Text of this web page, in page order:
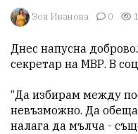
Зоя Иванова 0
Днес напусна
секретар на МВР. В
“Да избирам между
невъзможно. Да
налага да мълча -